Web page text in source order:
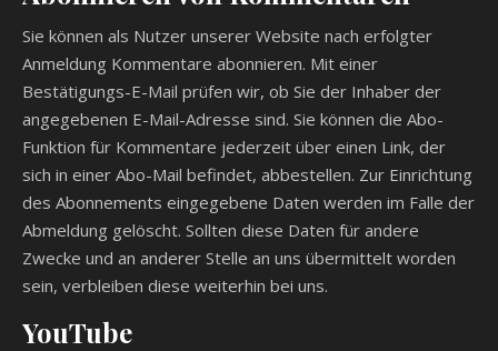
Sie können als Nutzer unserer Website nach erfolgter
Anmeldung Kommentare abonnieren. Mit einer
Bestätigungs-E-Mail prüfen wir, ob Sie der Inhaber der
angegebenen E-Mail-Adresse sind. Sie können die Abo-
Funktion für Kommentare jederzeit über einen Link, der
sich in einer Abo-Mail befindet, abbestellen. Zur Einrichtung
des Abonnements eingegebene Daten werden im Falle der
Abmeldung gelöscht. Sollten diese Daten für andere
Zwecke und an anderer Stelle an uns übermittelt worden
sein, verbleiben diese weiterhin bei uns.
YouTube